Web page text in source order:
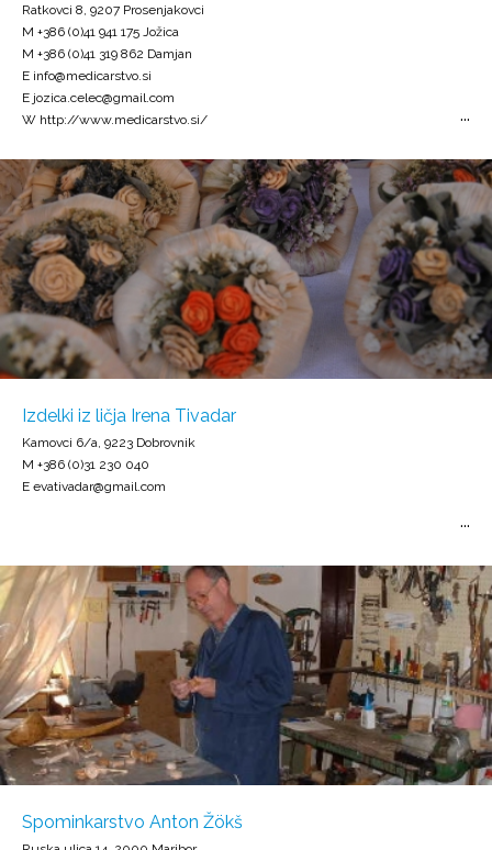
Ratkovci 8, 9207 Prosenjakovci
M +386 (0)41 941 175 Jožica
M +386 (0)41 319 862 Damjan
E info@medicarstvo.si
E jozica.celec@gmail.com
W http://www.medicarstvo.si/
Izdelki iz ličja Irena Tivadar
Kamovci 6/a, 9223 Dobrovnik
M +386 (0)31 230 040
E evativadar@gmail.com
Spominkarstvo Anton Žökš